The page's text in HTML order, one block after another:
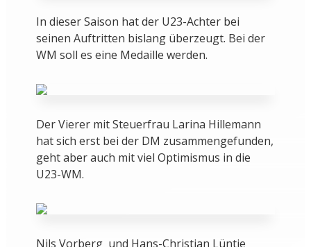
Der U23-Achter hat sich erst in Dortmund
vorbereitet.
seinen Auftritten bislang überzeugt. Bei der